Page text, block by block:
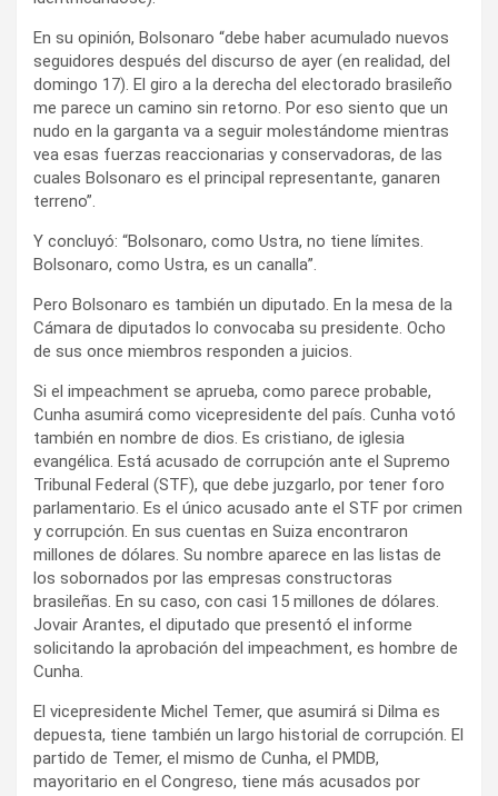
En su opinión, Bolsonaro “debe haber acumulado nuevos
seguidores después del discurso de ayer (en realidad, del
domingo 17). El giro a la derecha del electorado brasileño
me parece un camino sin retorno. Por eso siento que un
nudo en la garganta va a seguir molestándome mientras
vea esas fuerzas reaccionarias y conservadoras, de las
cuales Bolsonaro es el principal representante, ganaren
terreno”.
Y concluyó: “Bolsonaro, como Ustra, no tiene límites.
Bolsonaro, como Ustra, es un canalla”.
Pero Bolsonaro es también un diputado. En la mesa de la
Cámara de diputados lo convocaba su presidente. Ocho
de sus once miembros responden a juicios.
Si el impeachment se aprueba, como parece probable,
Cunha asumirá como vicepresidente del país. Cunha votó
también en nombre de dios. Es cristiano, de iglesia
evangélica. Está acusado de corrupción ante el Supremo
Tribunal Federal (STF), que debe juzgarlo, por tener foro
parlamentario. Es el único acusado ante el STF por crimen
y corrupción. En sus cuentas en Suiza encontraron
millones de dólares. Su nombre aparece en las listas de
los sobornados por las empresas constructoras
brasileñas. En su caso, con casi 15 millones de dólares.
Jovair Arantes, el diputado que presentó el informe
solicitando la aprobación del impeachment, es hombre de
Cunha.
El vicepresidente Michel Temer, que asumirá si Dilma es
depuesta, tiene también un largo historial de corrupción. El
partido de Temer, el mismo de Cunha, el PMDB,
mayoritario en el Congreso, tiene más acusados por